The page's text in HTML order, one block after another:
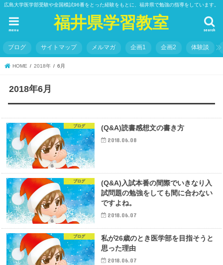
広島大学医学部受験や全国模試96番をとった経験をもとに、福井県で勉強の指導をしています。
福井県学習教室 search
menu
ブログ サイトマップ メルマガ 企画1 企画2 体験談
HOME 2018年 6月
2018年6月
ブログ (Q&A)読書感想文の書き方
2018.06.08
ブログ
(Q&A)入試本番の間際でいきなり入
試問題の勉強をしても間に合わない
ですよね。
2018.06.07
ブログ
私が26歳のとき医学部を目指そうと
思った理由
2018.06.07